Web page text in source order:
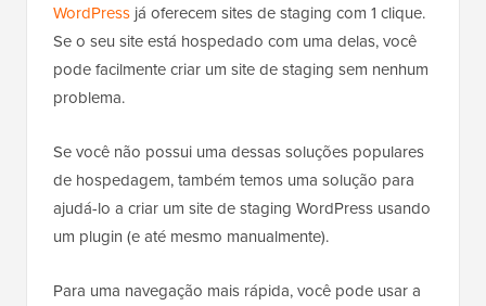
WordPress já oferecem sites de staging com 1 clique.
Se o seu site está hospedado com uma delas, você
pode facilmente criar um site de staging sem nenhum
problema.
Se você não possui uma dessas soluções populares
de hospedagem, também temos uma solução para
ajudá-lo a criar um site de staging WordPress usando
um plugin (e até mesmo manualmente).
Para uma navegação mais rápida, você pode usar a